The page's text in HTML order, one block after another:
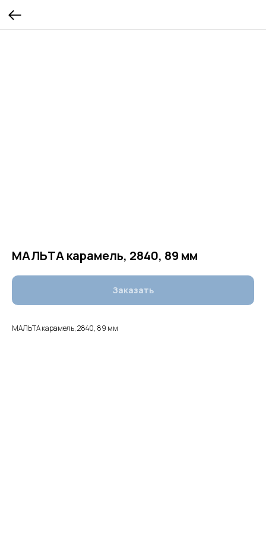
МАЛЬТА карамель, 2840, 89 мм
Заказать
МАЛЬТА карамель, 2840, 89 мм